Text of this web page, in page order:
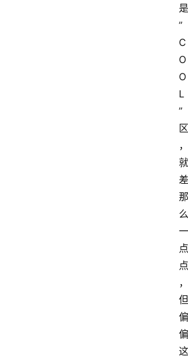
是
”
C
O
O
L
”
区
，
就
差
那
么
一
点
点
，
但
偏
偏
这